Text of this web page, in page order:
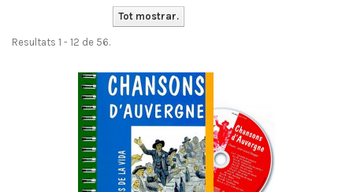
Tot mostrar.
Resultats 1 - 12 de 56.